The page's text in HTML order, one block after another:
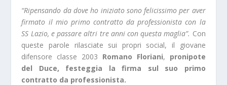
“Ripensando da dove ho iniziato sono felicissimo per aver
firmato il mio primo contratto da professionista con la
SS Lazio, e passare altri tre anni con questa maglia”. Con
queste parole rilasciate sui propri social, il giovane
difensore classe 2003 Romano Floriani, pronipote
del Duce, festeggia la firma sul suo primo
contratto da professionista.